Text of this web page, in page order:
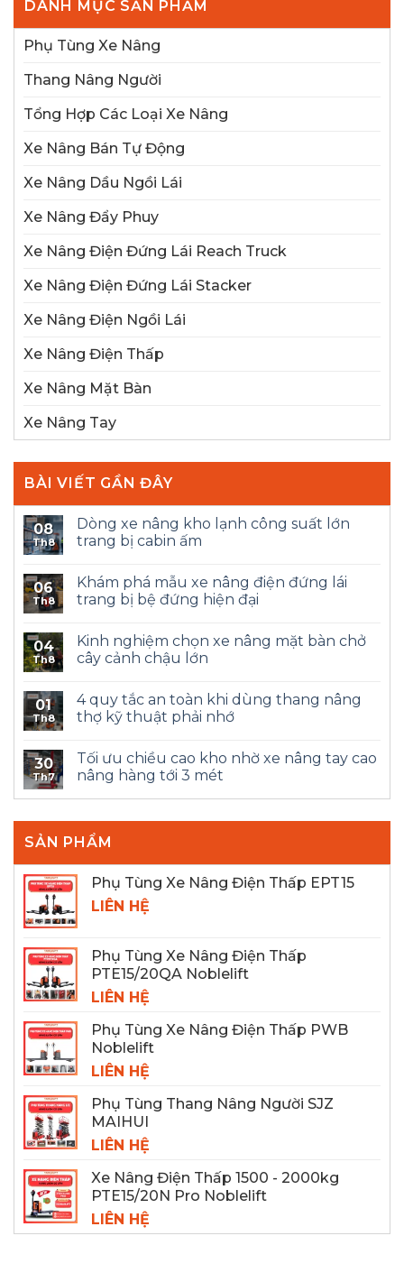
DANH MỤC SẢN PHẨM
Phụ Tùng Xe Nâng
Thang Nâng Người
Tổng Hợp Các Loại Xe Nâng
Xe Nâng Bán Tự Động
Xe Nâng Dầu Ngồi Lái
Xe Nâng Đẩy Phuy
Xe Nâng Điện Đứng Lái Reach Truck
Xe Nâng Điện Đứng Lái Stacker
Xe Nâng Điện Ngồi Lái
Xe Nâng Điện Thấp
Xe Nâng Mặt Bàn
Xe Nâng Tay
BÀI VIẾT GẦN ĐÂY
08
Th8
Dòng xe nâng kho lạnh công suất lớn
trang bị cabin ấm
06
Th8
Khám phá mẫu xe nâng điện đứng lái
trang bị bệ đứng hiện đại
04
Th8
Kinh nghiệm chọn xe nâng mặt bàn chở
cây cảnh chậu lớn
01
Th8
4 quy tắc an toàn khi dùng thang nâng
thợ kỹ thuật phải nhớ
30
Th7
Tối ưu chiều cao kho nhờ xe nâng tay cao
nâng hàng tới 3 mét
SẢN PHẨM
Phụ Tùng Xe Nâng Điện Thấp EPT15
LIÊN HỆ
Phụ Tùng Xe Nâng Điện Thấp
PTE15/20QA Noblelift
LIÊN HỆ
Phụ Tùng Xe Nâng Điện Thấp PWB
Noblelift
LIÊN HỆ
Phụ Tùng Thang Nâng Người SJZ
MAIHUI
LIÊN HỆ
Xe Nâng Điện Thấp 1500 - 2000kg
PTE15/20N Pro Noblelift
LIÊN HỆ